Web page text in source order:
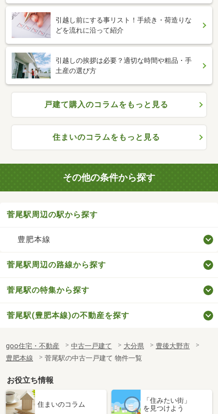
引越し前にする事リスト！手続き・荷造りな
どを流れに沿って紹介
引越しの挨拶は必要？適切な時間や粗品・手
土産の選び方
戸建て購入のコラムをもっと見る
住まいのコラムをもっと見る
その他の条件から探す
菅尾駅周辺の駅から探す
豊肥本線
菅尾駅周辺の路線から探す
菅尾駅の特集から探す
菅尾駅(豊肥本線)の不動産を探す
goo住宅・不動産 中古一戸建て 大分県
豊後大野市
豊肥本線
菅尾駅の中古一戸建て 物件一覧
お役立ち情報
住まいのコラム
「住みたい街」
を見つけよう